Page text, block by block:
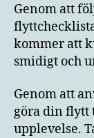
Genom att
kommer att
smidigt och
Genom att
göra din flytt
upplevelse.